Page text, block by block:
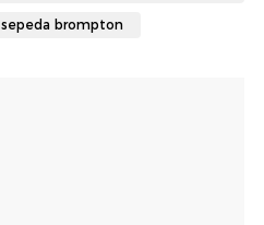
sepeda brompton